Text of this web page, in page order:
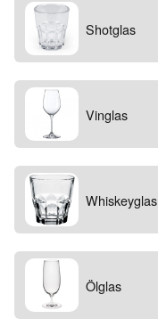
Shotglas
Vinglas
Whiskeyglas
Ölglas